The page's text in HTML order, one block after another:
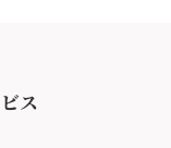
ス